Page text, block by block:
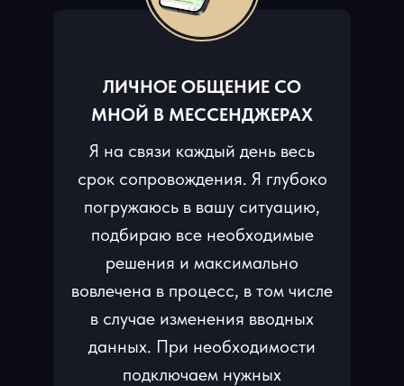
ЛИЧНОЕ ОБЩЕНИЕ СО
МНОЙ В МЕССЕНДЖЕРАХ
Я на связи каждый день весь
срок сопровождения. Я глубоко
погружаюсь в вашу ситуацию,
подбираю все необходимые
решения и максимально
вовлечена в процесс, в том числе
в случае изменения вводных
данных. При необходимости
подключаем нужных